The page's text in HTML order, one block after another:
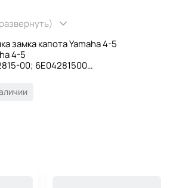
замка капота Yamaha 4-5
4-5
00; 6E04281500